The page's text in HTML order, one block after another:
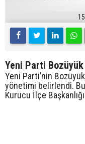
Yeni Parti
Yeni Parti’nin
yönetimi belirlendi.
Kurucu İlçe